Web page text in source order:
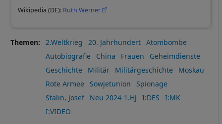
Wikipedia (DE): Ruth Werner
Themen 2.Weltkrieg 20. Jahrhundert
Atombombe
Autobiografie
China Frauen
Geheimdienste
Geschichte
Militär Militärgeschichte
Moskau
Rote Armee
Sowjetunion
Spionage
Stalin, Josef
Neu 2024-1.HJ I:DES
I:MK
I:VIDEO